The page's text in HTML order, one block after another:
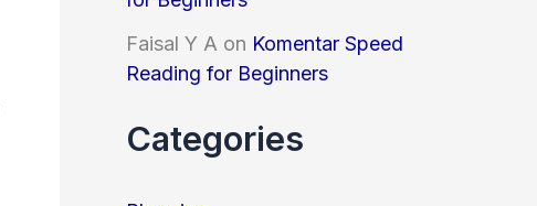
Faisal Y A on Komentar Speed
Reading for Beginners
Categories